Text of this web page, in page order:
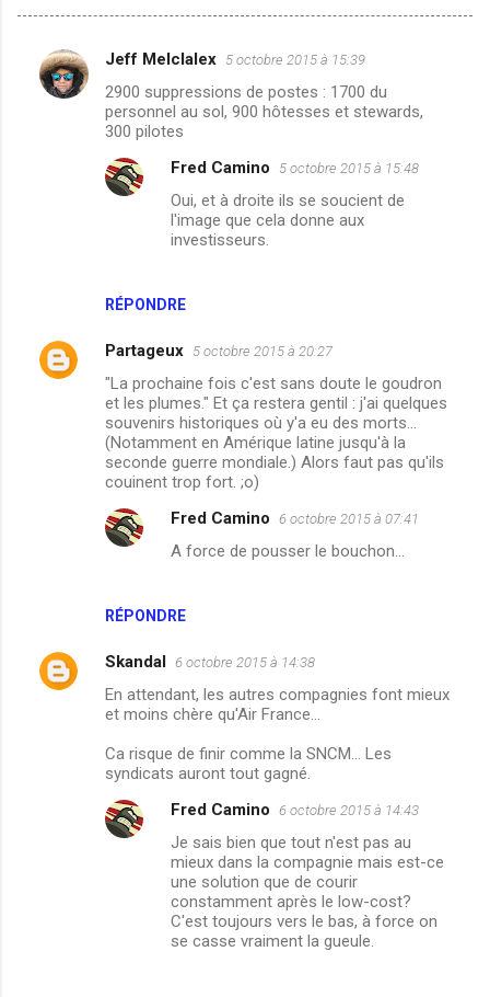
C
r
e
Jeff Melclalex 5 octobre 2015 à 15:39
2900 suppressions de postes : 1700 du
personnel au sol, 900 hôtesses et stewards,
300 pilotes
RÉPONDRE
Fred Camino 5 octobre 2015 à 15:48
Oui, et à droite ils se soucient de
l'image que cela donne aux
investisseurs.
Partageux 5 octobre 2015 à 20:27
"La prochaine fois c'est sans doute le goudron
et les plumes." Et ça restera gentil : j'ai quelques
souvenirs historiques où y'a eu des morts...
(Notamment en Amérique latine jusqu'à la
seconde guerre mondiale.) Alors faut pas qu'ils
couinent trop fort. ;o)
RÉPONDRE
Fred Camino 6 octobre 2015 à 07:41
A force de pousser le bouchon...
Skandal 6 octobre 2015 à 14:38
En attendant, les autres compagnies font mieux
et moins chère qu'Air France...
Ca risque de finir comme la SNCM... Les
syndicats auront tout gagné.
Fred Camino 6 octobre 2015 à 14:43
Je sais bien que tout n'est pas au
mieux dans la compagnie mais est-ce
une solution que de courir
constamment après le low-cost?
C'est toujours vers le bas, à force on
se casse vraiment la gueule.